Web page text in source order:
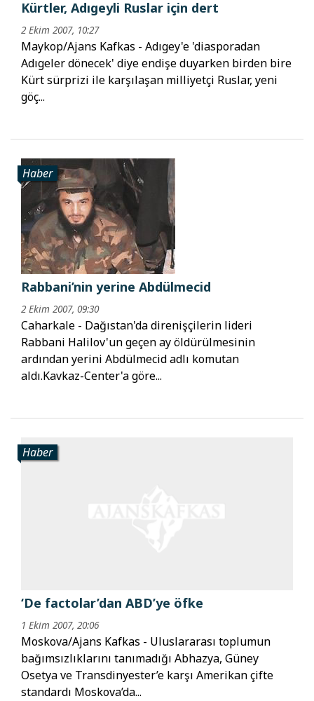
Kürtler, Adıgeyli Ruslar için dert
2 Ekim 2007, 10:27
Maykop/Ajans Kafkas - Adıgey'e 'diasporadan
Adıgeler dönecek' diye endişe duyarken birden bire
Kürt sürprizi ile karşılaşan milliyetçi Ruslar, yeni
göç...
Haber
Rabbani’nin yerine Abdülmecid
2 Ekim 2007, 09:30
Caharkale - Dağıstan'da direnişçilerin lideri
Rabbani Halilov'un geçen ay öldürülmesinin
ardından yerini Abdülmecid adlı komutan
aldı.Kavkaz-Center'a göre...
Haber
‘De factolar’dan ABD’ye öfke
1 Ekim 2007, 20:06
Moskova/Ajans Kafkas - Uluslararası toplumun
bağımsızlıklarını tanımadığı Abhazya, Güney
Osetya ve Transdinyester’e karşı Amerikan çifte
standardı Moskova’da...